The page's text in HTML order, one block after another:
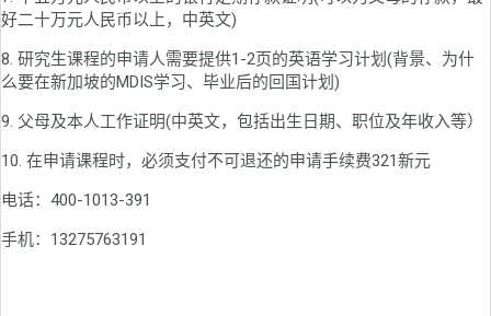
好二十万元人民币以上，中英文)
8. 研究生课程的申请人需要提供1-2页的英语学习计划(背景、为什
么要在新加坡的MDIS学习、毕业后的回国计划)
9. 父母及本人工作证明(中英文，包括出生日期、职位及年收入等）
10. 在申请课程时，必须支付不可退还的申请手续费321新元
电话：400-1013-391
手机：13275763191